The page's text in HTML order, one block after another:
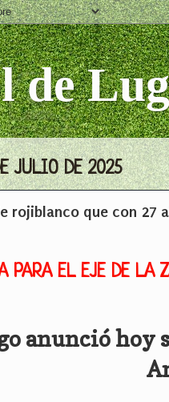
de
JULIO DE 2025
rojiblanco que con 27
PARA EL EJE DE LA
anunció hoy